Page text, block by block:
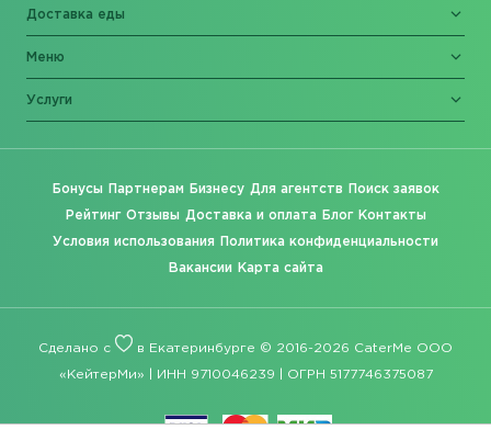
Доставка еды
Меню
Услуги
Бонусы Партнерам Бизнесу Для агентств Поиск заявок
Рейтинг Отзывы Доставка и оплата Блог Контакты
Условия использования Политика конфиденциальности
Вакансии Карта сайта
Сделано с в Екатеринбурге © 2016-2026 CaterMe ООО
«КейтерМи» | ИНН 9710046239 | ОГРН 5177746375087